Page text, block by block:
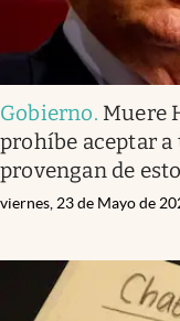
Gobierno. Muere
prohíbe aceptar a
provengan de
viernes, 23 de Mayo de